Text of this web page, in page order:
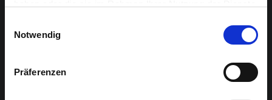
Notwendig
Präferenzen